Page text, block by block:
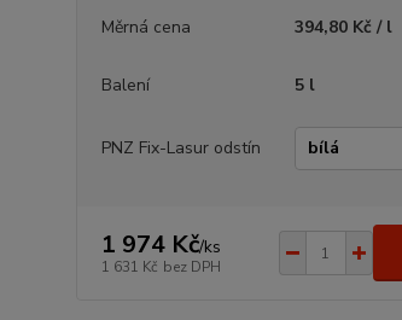
Měrná cena
394,80 Kč / l
Balení 5 l
PNZ Fix-Lasur odstín
1 974 Kč/ks
1 631 Kč bez DPH